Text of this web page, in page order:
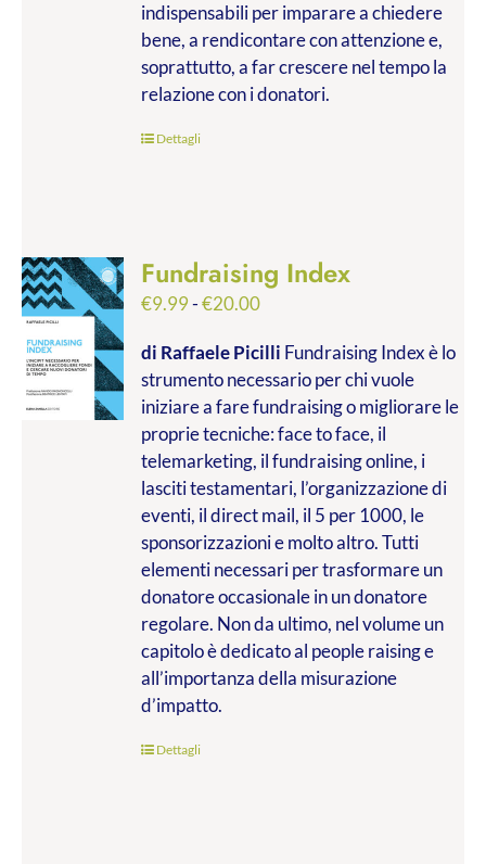
indispensabili per imparare a chiedere
bene, a rendicontare con attenzione e,
soprattutto, a far crescere nel tempo la
relazione con i donatori.
Dettagli
Fundraising Index
€9.99-€20.00Fascia
prezzo:
da
€9.99
a
€20.00
di Raffaele Picilli Fundraising Index è lo
strumento necessario per chi vuole
iniziare a fare fundraising o migliorare le
proprie tecniche: face to face, il
telemarketing, il fundraising online, i
lasciti testamentari, l’organizzazione di
eventi, il direct mail, il 5 per 1000, le
sponsorizzazioni e molto altro. Tutti
elementi necessari per trasformare un
donatore occasionale in un donatore
regolare. Non da ultimo, nel volume un
capitolo è dedicato al people raising e
all’importanza della misurazione
d’impatto.
Dettagli